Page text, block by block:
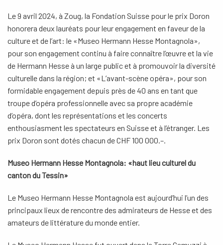
Le 9 avril 2024, à Zoug, la Fondation Suisse pour le prix Doron
honorera deux lauréats pour leur engagement en faveur de la
culture et de l’art: le «Museo Hermann Hesse Montagnola»,
pour son engagement continu à faire connaître l’œuvre et la vie
de Hermann Hesse à un large public et à promouvoir la diversité
culturelle dans la région; et «L’avant-scène opéra», pour son
formidable engagement depuis près de 40 ans en tant que
troupe d’opéra professionnelle avec sa propre académie
d’opéra, dont les représentations et les concerts
enthousiasment les spectateurs en Suisse et à l’étranger. Les
prix Doron sont dotés chacun de CHF 100 000.–.
Museo Hermann Hesse Montagnola: «haut lieu culturel du
canton du Tessin»
Le Museo Hermann Hesse Montagnola est aujourd’hui l’un des
principaux lieux de rencontre des admirateurs de Hesse et des
amateurs de littérature du monde entier.